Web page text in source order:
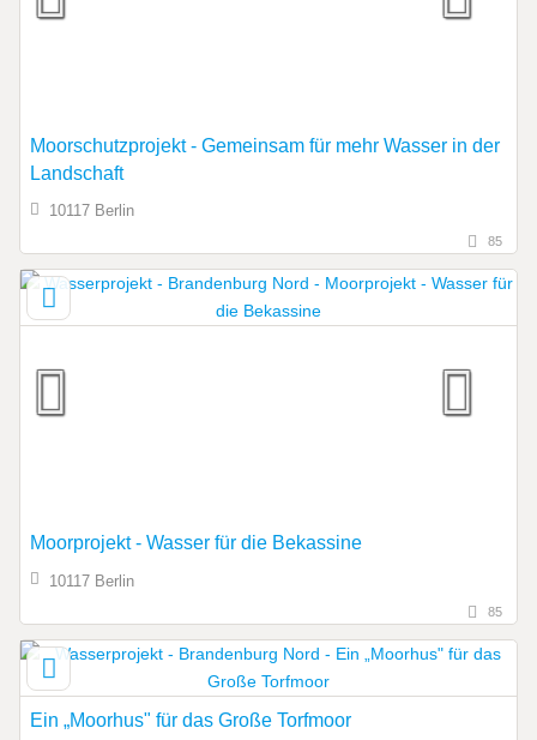
Moorschutzprojekt - Gemeinsam für mehr Wasser in der
Landschaft
10117 Berlin
85
Moorprojekt - Wasser für die Bekassine
10117 Berlin
85
Ein „Moorhus" für das Große Torfmoor